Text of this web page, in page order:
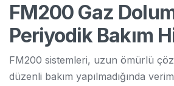
FM200 Gaz
Periyodik Bakım
FM200 sistemleri, uzun ömürlü
düzenli bakım yapılmadığında